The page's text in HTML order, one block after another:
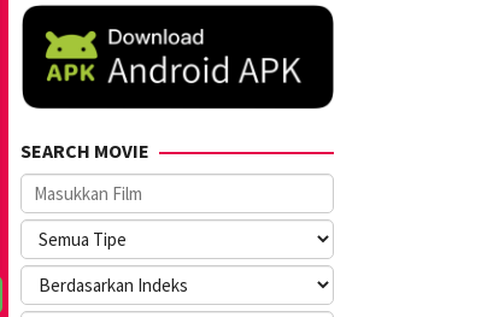
SEARCH MOVIE